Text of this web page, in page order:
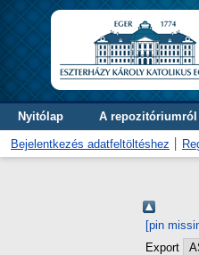
Nyitólap A repozitóriumról
Bejelentkezés adatfeltöltéshez
[pin
Export